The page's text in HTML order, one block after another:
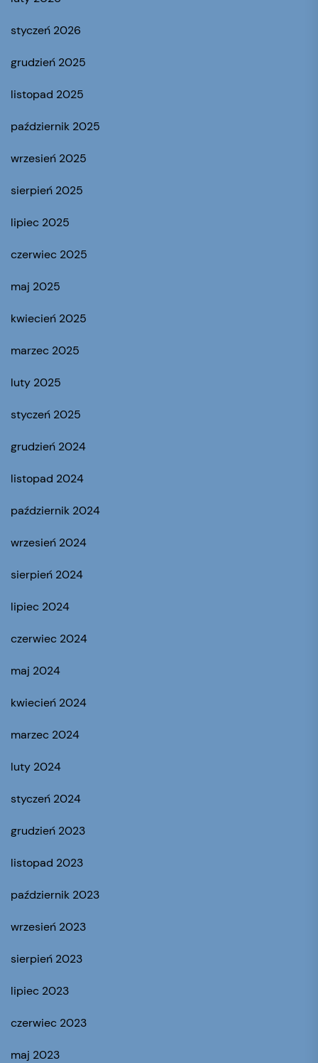
styczeń 2026
grudzień 2025
listopad 2025
październik 2025
wrzesień 2025
sierpień 2025
lipiec 2025
czerwiec 2025
maj 2025
kwiecień 2025
marzec 2025
luty 2025
styczeń 2025
grudzień 2024
listopad 2024
październik 2024
wrzesień 2024
sierpień 2024
lipiec 2024
czerwiec 2024
maj 2024
kwiecień 2024
marzec 2024
luty 2024
styczeń 2024
grudzień 2023
listopad 2023
październik 2023
wrzesień 2023
sierpień 2023
lipiec 2023
czerwiec 2023
maj 2023